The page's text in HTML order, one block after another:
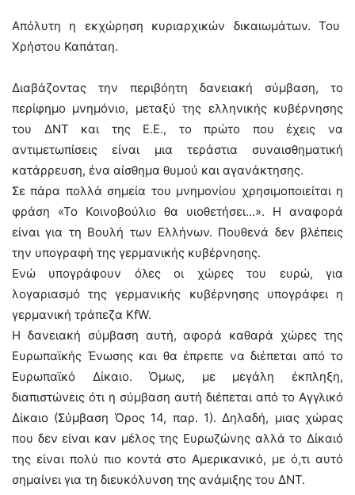
Απόλυτη η εκχώρηση κυριαρχικών δικαιωμάτων. Του
Χρήστου Καπάταη.
Διαβάζοντας την περιβόητη δανειακή σύμβαση, το
περίφημο μνημόνιο, μεταξύ της ελληνικής κυβέρνησης
του ΔΝΤ και της Ε.Ε., το πρώτο που έχεις να
αντιμετωπίσεις είναι μια τεράστια συναισθηματική
κατάρρευση, ένα αίσθημα θυμού και αγανάκτησης.
Σε πάρα πολλά σημεία του μνημονίου χρησιμοποιείται η
φράση «Το Κοινοβούλιο θα υιοθετήσει…». Η αναφορά
είναι για τη Βουλή των Ελλήνων. Πουθενά δεν βλέπεις
την υπογραφή της γερμανικής κυβέρνησης.
Ενώ υπογράφουν όλες οι χώρες του ευρώ, για
λογαριασμό της γερμανικής κυβέρνησης υπογράφει η
γερμανική τράπεζα KfW.
Η δανειακή σύμβαση αυτή, αφορά καθαρά χώρες της
Ευρωπαϊκής Ένωσης και θα έπρεπε να διέπεται από το
Ευρωπαϊκό Δίκαιο. Όμως, με μεγάλη έκπληξη,
διαπιστώνεις ότι η σύμβαση αυτή διέπεται από το Αγγλικό
Δίκαιο (Σύμβαση Όρος 14, παρ. 1). Δηλαδή, μιας χώρας
που δεν είναι καν μέλος της Ευρωζώνης αλλά το Δίκαιό
της είναι πολύ πιο κοντά στο Αμερικανικό, με ό,τι αυτό
σημαίνει για τη διευκόλυνση της ανάμιξης του ΔΝΤ.